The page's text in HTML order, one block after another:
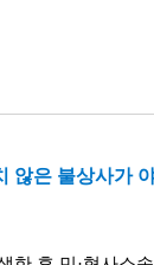
않은 불상사가